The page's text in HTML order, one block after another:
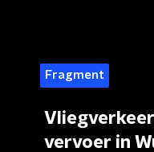
Fragment
vervoer in